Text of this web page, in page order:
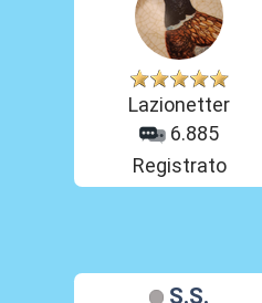
Lazionetter
6.885
Registrato
S.S.